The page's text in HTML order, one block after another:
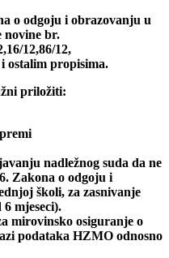
o odgoju i obrazovanju u
novine br.
12,86/12,
i ostalim propisima.
priložiti:
nadležnog suda da ne
Zakona o odgoju i
školi, za zasnivanje
mjeseci).
mirovinsko osiguranje o
podataka HZMO odnosno